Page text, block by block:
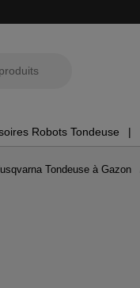
Robots Tondeuse
Tondeuse à Gazon